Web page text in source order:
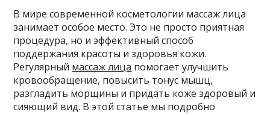
В мире современной косметологии массаж лица
занимает особое место. Это не просто приятная
процедура, но и эффективный способ
поддержания красоты и здоровья кожи.
Регулярный массаж лица помогает улучшить
кровообращение, повысить тонус мышц,
разгладить морщины и придать коже здоровый и
сияющий вид. В этой статье мы подробно